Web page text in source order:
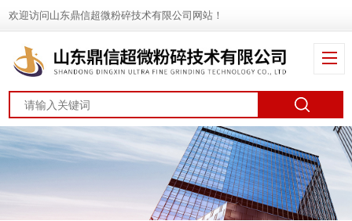
欢迎访问山东鼎信超微粉碎技术有限公司网站！